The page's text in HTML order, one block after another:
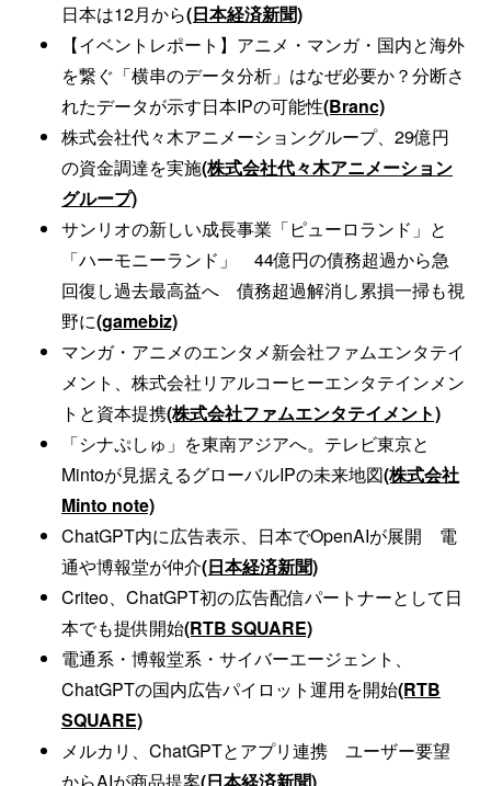
日本は12月から(日本経済新聞)
【イベントレポート】アニメ・マンガ・国内と海外
を繋ぐ「横串のデータ分析」はなぜ必要か？分断さ
れたデータが示す日本IPの可能性(Branc)
株式会社代々木アニメーショングループ、29億円
の資金調達を実施(株式会社代々木アニメーション
グループ)
サンリオの新しい成長事業「ピューロランド」と
「ハーモニーランド」 44億円の債務超過から急
回復し過去最高益へ 債務超過解消し累損一掃も視
野に(gamebiz)
マンガ・アニメのエンタメ新会社ファムエンタテイ
メント、株式会社リアルコーヒーエンタテインメン
トと資本提携(株式会社ファムエンタテイメント)
「シナぷしゅ」を東南アジアへ。テレビ東京と
Mintoが見据えるグローバルIPの未来地図(株式会社
Minto note)
ChatGPT内に広告表示、日本でOpenAIが展開 電
通や博報堂が仲介(日本経済新聞)
Criteo、ChatGPT初の広告配信パートナーとして日
本でも提供開始(RTB SQUARE)
電通系・博報堂系・サイバーエージェント、
ChatGPTの国内広告パイロット運用を開始(RTB
SQUARE)
メルカリ、ChatGPTとアプリ連携 ユーザー要望